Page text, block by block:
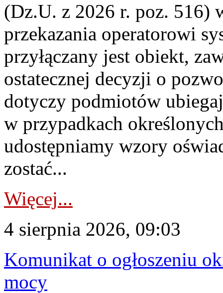
(Dz.U. z 2026 r. poz. 516)
przekazania operatorowi
przyłączany jest obiekt,
ostatecznej decyzji o
dotyczy podmiotów
w przypadkach
udostępniamy wzory
zostać...
Więcej...
4 sierpnia 2026, 09:03
Komunikat o ogłoszeniu
mocy